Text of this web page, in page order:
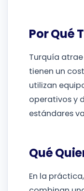
Por Qué
Turquía
tienen un
utilizan
operativos y
estándares
Qué
En la